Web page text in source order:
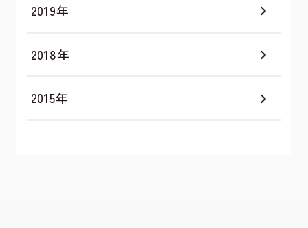
2019年
2018年
2015年